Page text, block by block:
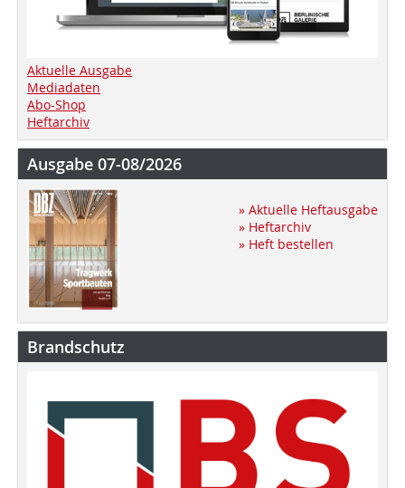
Aktuelle Ausgabe
Mediadaten
Abo-Shop
Heftarchiv
Ausgabe 07-08/2026
» Aktuelle Heftausgabe
» Heftarchiv
» Heft bestellen
Brandschutz